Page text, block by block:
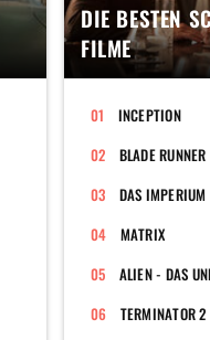
DIE BESTEN
FILME
INCEPTION
BLADE RUNNER
DAS IMPERIUM
MATRIX